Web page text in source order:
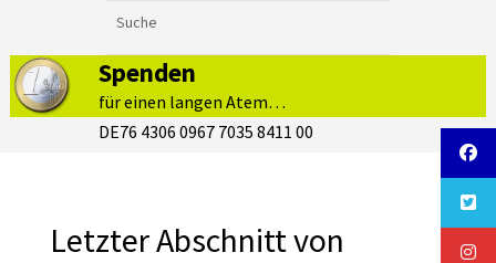
Spenden
für einen langen Atem…
DE76 4306 0967 7035 8411 00
Letzter Abschnitt von